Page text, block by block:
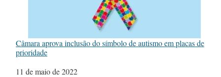
Câmara aprova inclusão do símbolo de autismo em placas de
prioridade
Data
11 de maio de 2022